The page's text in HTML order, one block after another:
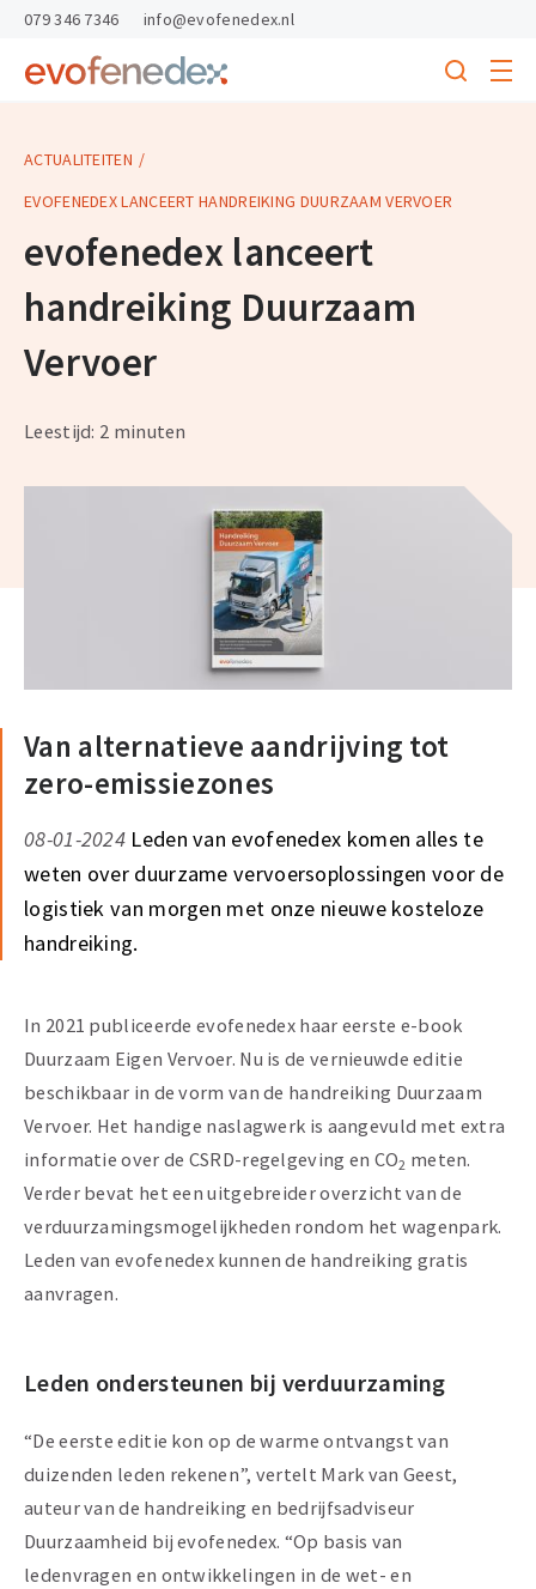
skipToContent
skipToFooter
Return
homepage
Search
menu
079 346 7346 info@evofenedex.nl
ACTUALITEITEN
EVOFENEDEX LANCEERT HANDREIKING DUURZAAM VERVOER
evofenedex lanceert
handreiking Duurzaam
Vervoer
Leestijd: 2 minuten
Van alternatieve aandrijving tot
zero-emissiezones
08-01-2024 Leden van evofenedex komen alles te
weten over duurzame vervoersoplossingen voor de
logistiek van morgen met onze nieuwe kosteloze
handreiking.
In 2021 publiceerde evofenedex haar eerste e-book
Duurzaam Eigen Vervoer. Nu is de vernieuwde editie
beschikbaar in de vorm van de handreiking Duurzaam
Vervoer. Het handige naslagwerk is aangevuld met extra
informatie over de CSRD-regelgeving en CO2 meten.
Verder bevat het een uitgebreider overzicht van de
verduurzamingsmogelijkheden rondom het wagenpark.
Leden van evofenedex kunnen de handreiking gratis
aanvragen.
Leden ondersteunen bij verduurzaming
“De eerste editie kon op de warme ontvangst van
duizenden leden rekenen”, vertelt Mark van Geest,
auteur van de handreiking en bedrijfsadviseur
Duurzaamheid bij evofenedex. “Op basis van
ledenvragen en ontwikkelingen in de wet- en